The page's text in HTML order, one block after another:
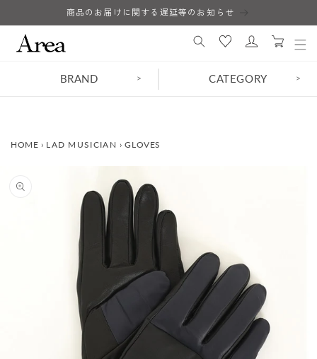
進む
商品のお届けに関する遅延等のお知らせ
ロ
イ
カ
ー
BRAND > CATEGORY >
HOME › LAD MUSICIAN › GLOVES